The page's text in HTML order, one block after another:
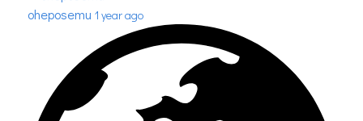
oheposemu 1 year ago